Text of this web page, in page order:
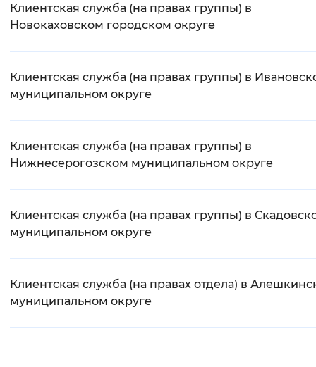
Клиентская служба (на правах группы) в
Новокаховском городском округе
Клиентская служба (на правах группы) в
муниципальном округе
Клиентская служба (на правах группы) в
Нижнесерогозском муниципальном округе
Клиентская служба (на правах группы) в
муниципальном округе
Клиентская служба (на правах отдела) в
муниципальном округе